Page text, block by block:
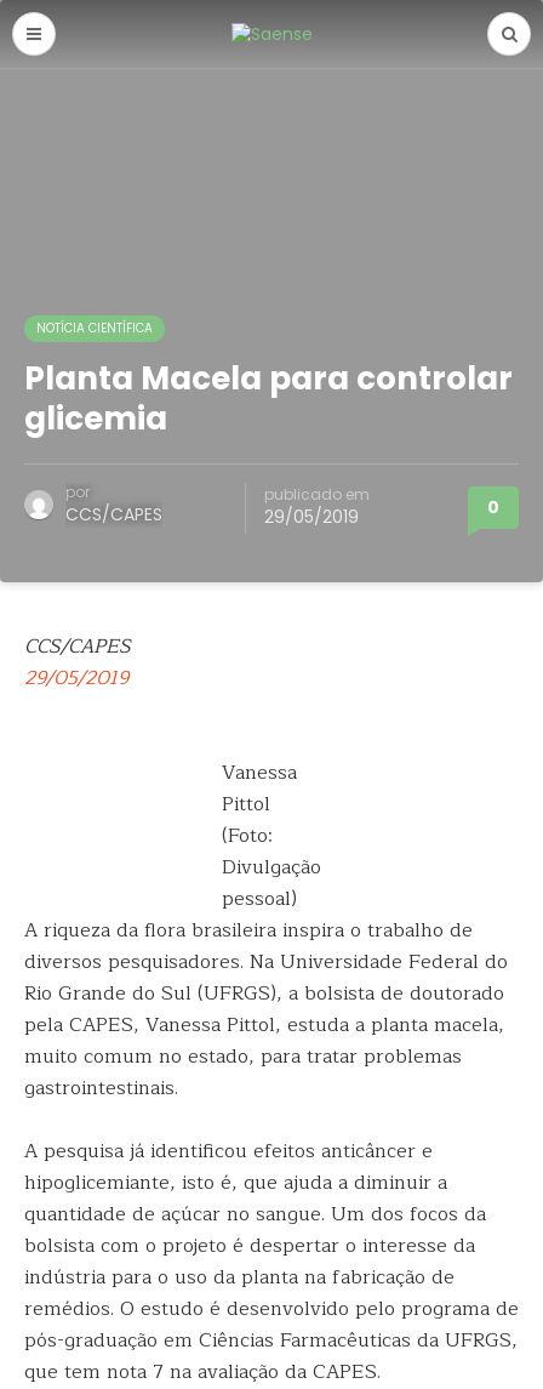
NOTÍCIA CIENTÍFICA
Planta Macela para controlar
glicemia
por
CCS/CAPES
publicado em
29/05/2019 0
CCS/CAPES
29/05/2019
Vanessa
Pittol
(Foto:
Divulgação
pessoal)
A riqueza da flora brasileira inspira o trabalho de
diversos pesquisadores. Na Universidade Federal do
Rio Grande do Sul (UFRGS), a bolsista de doutorado
pela CAPES, Vanessa Pittol, estuda a planta macela,
muito comum no estado, para tratar problemas
gastrointestinais.
A pesquisa já identificou efeitos anticâncer e
hipoglicemiante, isto é, que ajuda a diminuir a
quantidade de açúcar no sangue. Um dos focos da
bolsista com o projeto é despertar o interesse da
indústria para o uso da planta na fabricação de
remédios. O estudo é desenvolvido pelo programa de
pós-graduação em Ciências Farmacêuticas da UFRGS,
que tem nota 7 na avaliação da CAPES.